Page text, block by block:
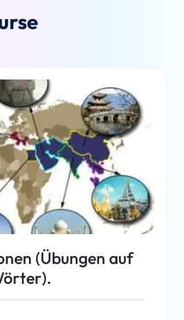
(Übungen auf